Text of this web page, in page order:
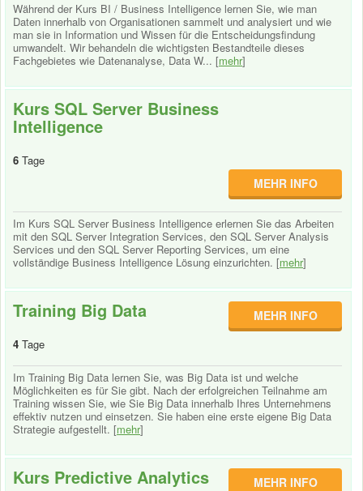
Während der Kurs BI / Business Intelligence lernen Sie, wie man
Daten innerhalb von Organisationen sammelt und analysiert und wie
man sie in Information und Wissen für die Entscheidungsfindung
umwandelt. Wir behandeln die wichtigsten Bestandteile dieses
Fachgebietes wie Datenanalyse, Data W... [mehr]
Kurs SQL Server Business
Intelligence
6 Tage
MEHR INFO
Im Kurs SQL Server Business Intelligence erlernen Sie das Arbeiten
mit den SQL Server Integration Services, den SQL Server Analysis
Services und den SQL Server Reporting Services, um eine
vollständige Business Intelligence Lösung einzurichten. [mehr]
Training Big Data
4 Tage
MEHR INFO
Im Training Big Data lernen Sie, was Big Data ist und welche
Möglichkeiten es für Sie gibt. Nach der erfolgreichen Teilnahme am
Training wissen Sie, wie Sie Big Data innerhalb Ihres Unternehmens
effektiv nutzen und einsetzen. Sie haben eine erste eigene Big Data
Strategie aufgestellt. [mehr]
Kurs Predictive Analytics MEHR INFO